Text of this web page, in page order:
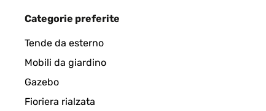
Categorie preferite
Tende da esterno
Mobili da giardino
Gazebo
Fioriera rialzata